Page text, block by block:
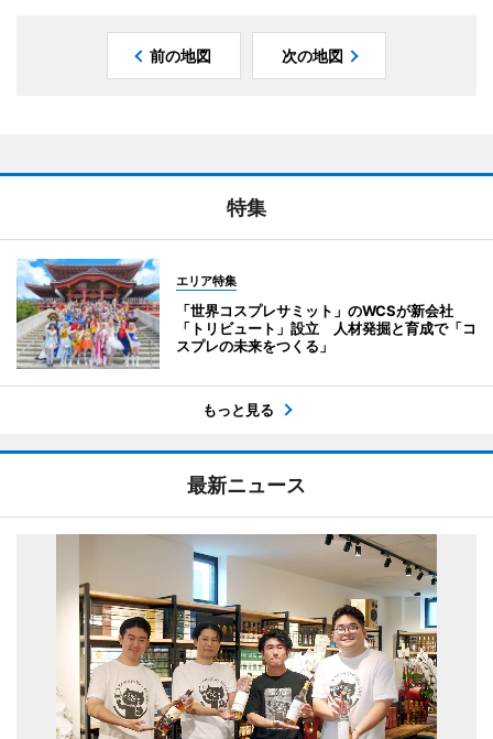
前の地図 次の地図
特集
エリア特集
「世界コスプレサミット」のWCSが新会社
「トリビュート」設立 人材発掘と育成で「コ
スプレの未来をつくる」
もっと見る
最新ニュース